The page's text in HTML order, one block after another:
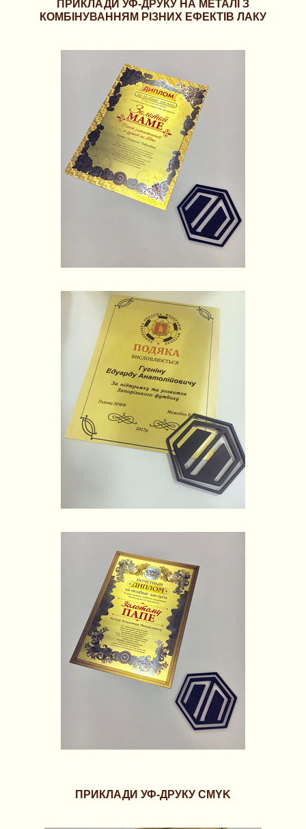
ПРИКЛАДИ УФ-ДРУКУ НА МЕТАЛІ З
КОМБІНУВАННЯМ РІЗНИХ ЕФЕКТІВ ЛАКУ
ПРИКЛАДИ УФ-ДРУКУ CMYK